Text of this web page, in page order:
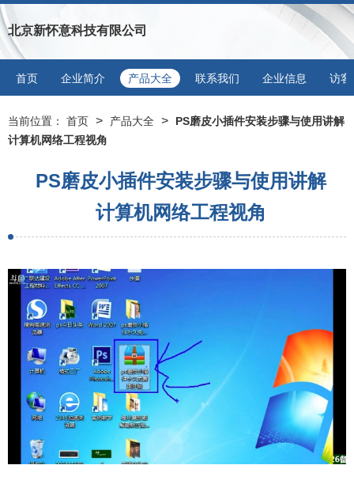
北京新怀意科技有限公司
首页 企业简介 产品大全 联系我们 企业信息 访客
当前位置： 首页 > 产品大全 >
PS磨皮小插件安装步骤与使用讲解
计算机网络工程视角
PS磨皮小插件安装步骤与使用讲解
计算机网络工程视角